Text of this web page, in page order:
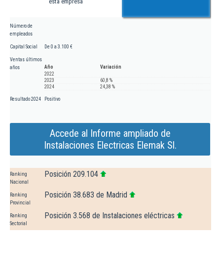
Número de
empleados
Capital Social De 0 a 3.100 €
Ventas últimos
años
Año
Variación
2022
2023
60,8 %
2024
24,38 %
Resultado 2024 Positivo
Accede al Informe ampliado de
Instalaciones Electricas Elemak Sl.
Ranking
Nacional
Posición 209.104
Ranking
Provincial
Posición 38.683 de Madrid
Ranking
Sectorial
Posición 3.568 de Instalaciones eléctricas